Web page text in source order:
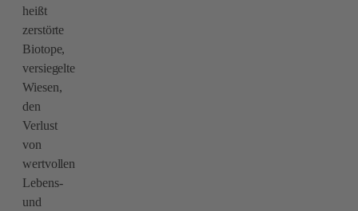
heißt
zerstörte
Biotope,
versiegelte
Wiesen,
den
Verlust
von
wertvollen
Lebens-
und